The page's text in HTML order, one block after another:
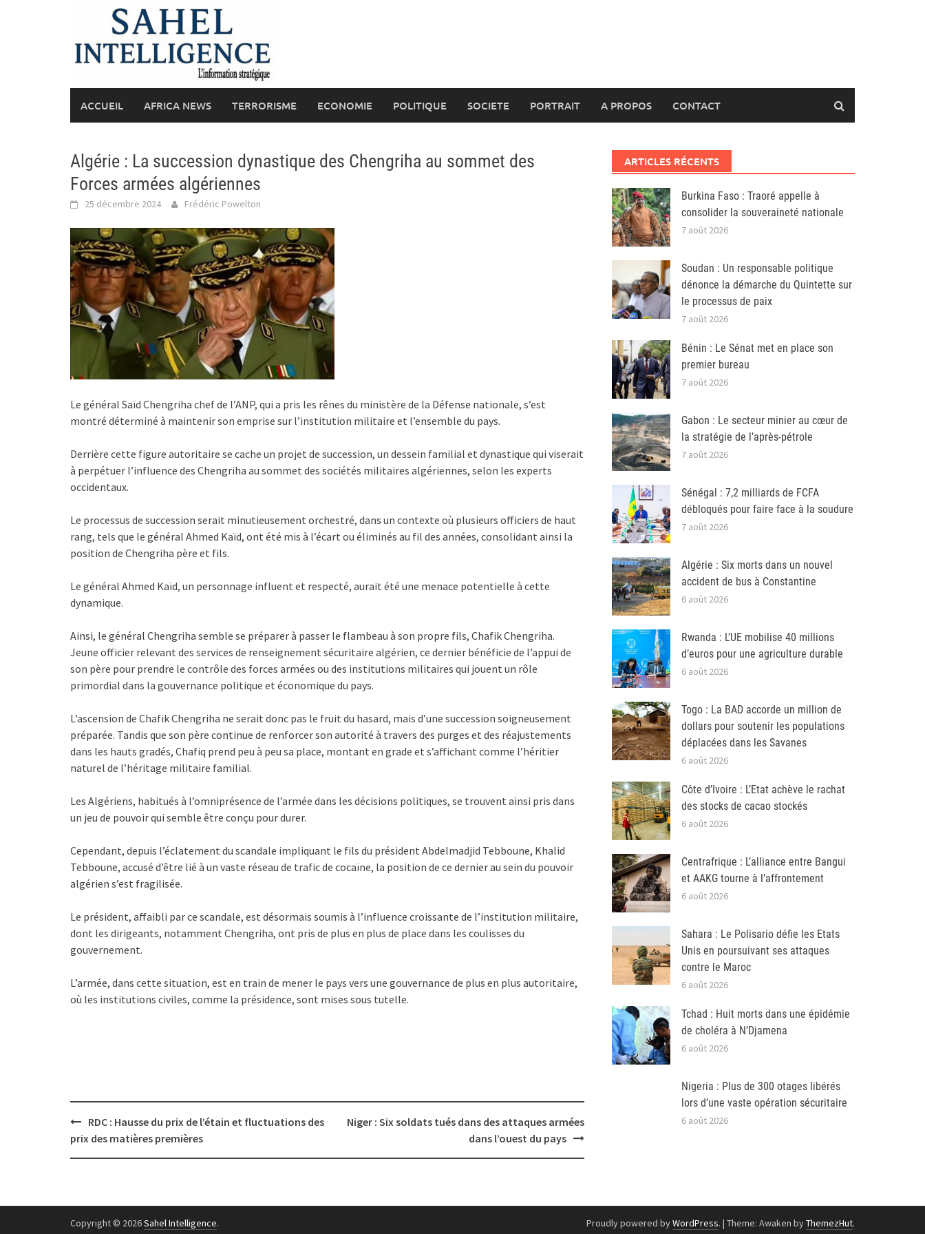
ACCUEIL AFRICA NEWS TERRORISME ECONOMIE POLITIQUE SOCIETE PORTRAIT A PROPOS CONTACT
Algérie : La succession dynastique des Chengriha au sommet des
Forces armées algériennes
25 décembre 2024 Frédéric Powelton
Le général Saïd Chengriha chef de l’ANP, qui a pris les rênes du ministère de la Défense nationale, s’est
montré déterminé à maintenir son emprise sur l’institution militaire et l’ensemble du pays.
Derrière cette figure autoritaire se cache un projet de succession, un dessein familial et dynastique qui viserait
à perpétuer l’influence des Chengriha au sommet des sociétés militaires algériennes, selon les experts
occidentaux.
Le processus de succession serait minutieusement orchestré, dans un contexte où plusieurs officiers de haut
rang, tels que le général Ahmed Kaïd, ont été mis à l’écart ou éliminés au fil des années, consolidant ainsi la
position de Chengriha père et fils.
Le général Ahmed Kaïd, un personnage influent et respecté, aurait été une menace potentielle à cette
dynamique.
Ainsi, le général Chengriha semble se préparer à passer le flambeau à son propre fils, Chafik Chengriha.
Jeune officier relevant des services de renseignement sécuritaire algérien, ce dernier bénéficie de l’appui de
son père pour prendre le contrôle des forces armées ou des institutions militaires qui jouent un rôle
primordial dans la gouvernance politique et économique du pays.
L’ascension de Chafik Chengriha ne serait donc pas le fruit du hasard, mais d’une succession soigneusement
préparée. Tandis que son père continue de renforcer son autorité à travers des purges et des réajustements
dans les hauts gradés, Chafiq prend peu à peu sa place, montant en grade et s’affichant comme l’héritier
naturel de l’héritage militaire familial.
Les Algériens, habitués à l’omniprésence de l’armée dans les décisions politiques, se trouvent ainsi pris dans
un jeu de pouvoir qui semble être conçu pour durer.
Cependant, depuis l’éclatement du scandale impliquant le fils du président Abdelmadjid Tebboune, Khalid
Tebboune, accusé d’être lié à un vaste réseau de trafic de cocaïne, la position de ce dernier au sein du pouvoir
algérien s’est fragilisée.
Le président, affaibli par ce scandale, est désormais soumis à l’influence croissante de l’institution militaire,
dont les dirigeants, notamment Chengriha, ont pris de plus en plus de place dans les coulisses du
gouvernement.
L’armée, dans cette situation, est en train de mener le pays vers une gouvernance de plus en plus autoritaire,
où les institutions civiles, comme la présidence, sont mises sous tutelle.
Post
navigation
RDC : Hausse du prix de l’étain et fluctuations des
prix des matières premières
Niger : Six soldats tués dans des attaques armées
dans l’ouest du pays
ARTICLES RÉCENTS
Burkina Faso : Traoré appelle à
consolider la souveraineté nationale
7 août 2026
Soudan : Un responsable politique
dénonce la démarche du Quintette sur
le processus de paix
7 août 2026
Bénin : Le Sénat met en place son
premier bureau
7 août 2026
Gabon : Le secteur minier au cœur de
la stratégie de l’après-pétrole
7 août 2026
Sénégal : 7,2 milliards de FCFA
débloqués pour faire face à la soudure
7 août 2026
Algérie : Six morts dans un nouvel
accident de bus à Constantine
6 août 2026
Rwanda : L’UE mobilise 40 millions
d’euros pour une agriculture durable
6 août 2026
Togo : La BAD accorde un million de
dollars pour soutenir les populations
déplacées dans les Savanes
6 août 2026
Côte d’Ivoire : L’Etat achève le rachat
des stocks de cacao stockés
6 août 2026
Centrafrique : L’alliance entre Bangui
et AAKG tourne à l’affrontement
6 août 2026
Sahara : Le Polisario défie les Etats
Unis en poursuivant ses attaques
contre le Maroc
6 août 2026
Tchad : Huit morts dans une épidémie
de choléra à N’Djamena
6 août 2026
Nigeria : Plus de 300 otages libérés
lors d’une vaste opération sécuritaire
6 août 2026
Copyright © 2026Sahel Intelligence. Proudly powered byWordPress. | Theme: Awaken byThemezHut.